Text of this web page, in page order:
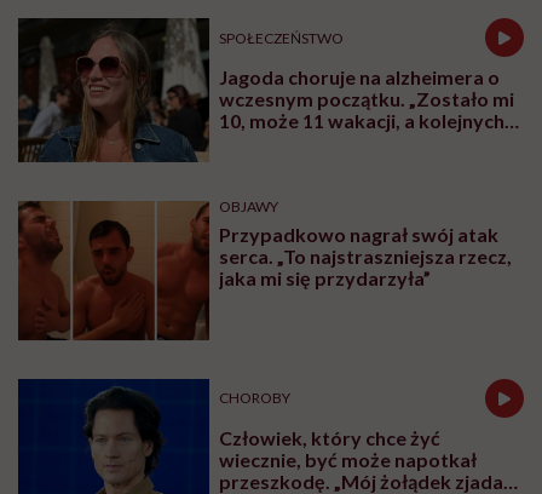
SPOŁECZEŃSTWO
Jagoda choruje na alzheimera o
wczesnym początku. „Zostało mi
10, może 11 wakacji, a kolejnych
OBJAWY
Przypadkowo nagrał swój atak
serca. „To najstraszniejsza rzecz,
jaka mi się przydarzyła”
CHOROBY
Człowiek, który chce żyć
wiecznie, być może napotkał
przeszkodę. „Mój żołądek zjada